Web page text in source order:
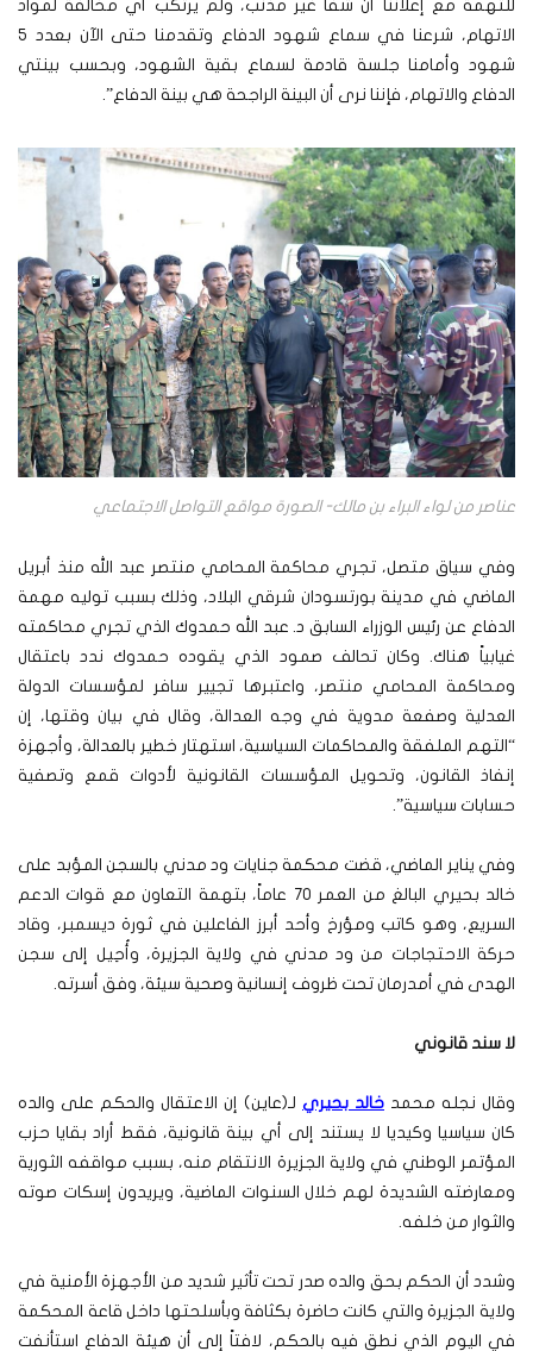
للتهمة مع إعلاننا أن شفا غير مذنب، ولم يرتكب أي مخالفة لمواد
الاتهام، شرعنا في سماع شهود الدفاع وتقدمنا حتى الآن بعدد 5
شهود وأمامنا جلسة قادمة لسماع بقية الشهود، وبحسب بينتي
الدفاع والاتهام، فإننا نرى أن البينة الراجحة هي بينة الدفاع”.
عناصر من لواء البراء بن مالك- الصورة مواقع التواصل الاجتماعي
وفي سياق متصل، تجري محاكمة المحامي منتصر عبد الله منذ أبريل
الماضي في مدينة بورتسودان شرقي البلاد، وذلك بسبب توليه مهمة
الدفاع عن رئيس الوزراء السابق د. عبد الله حمدوك الذي تجري محاكمته
غيابياً هناك. وكان تحالف صمود الذي يقوده حمدوك ندد باعتقال
ومحاكمة المحامي منتصر، واعتبرها تجيير سافر لمؤسسات الدولة
العدلية وصفعة مدوية في وجه العدالة، وقال في بيان وقتها، إن
“التهم الملفقة والمحاكمات السياسية، استهتار خطير بالعدالة، وأجهزة
إنفاذ القانون، وتحويل المؤسسات القانونية لأدوات قمع وتصفية
حسابات سياسية”.
وفي يناير الماضي، قضت محكمة جنايات ود مدني بالسجن المؤبد على
خالد بحيري البالغ من العمر 70 عاماً، بتهمة التعاون مع قوات الدعم
السريع، وهو كاتب ومؤرخ وأحد أبرز الفاعلين في ثورة ديسمبر، وقاد
حركة الاحتجاجات من ود مدني في ولاية الجزيرة، وأُحِيل إلى سجن
الهدى في أمدرمان تحت ظروف إنسانية وصحية سيئة، وفق أسرته.
لا سند قانوني
وقال نجله محمد خالد بحيري لـ(عاين) إن الاعتقال والحكم على والده
كان سياسيا وكيديا لا يستند إلى أي بينة قانونية، فقط أراد بقايا حزب
المؤتمر الوطني في ولاية الجزيرة الانتقام منه، بسبب مواقفه الثورية
ومعارضته الشديدة لهم خلال السنوات الماضية، ويريدون إسكات صوته
والثوار من خلفه.
وشدد أن الحكم بحق والده صدر تحت تأثير شديد من الأجهزة الأمنية في
ولاية الجزيرة والتي كانت حاضرة بكثافة وبأسلحتها داخل قاعة المحكمة
في اليوم الذي نطق فيه بالحكم، لافتاً إلى أن هيئة الدفاع استأنفت